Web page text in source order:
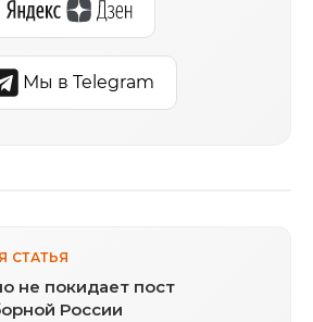
Мы в Telegram
СТАТЬЯ
не покидает пост
России